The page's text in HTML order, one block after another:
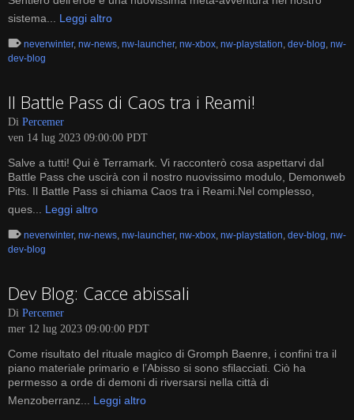
sistema... Leggi altro
neverwinter, nw-news, nw-launcher, nw-xbox, nw-playstation, dev-blog, nw-
dev-blog
Il Battle Pass di Caos tra i Reami!
Di Percemer
ven 14 lug 2023 09:00:00 PDT
Salve a tutti! Qui è Terramark. Vi racconterò cosa aspettarvi dal
Battle Pass che uscirà con il nostro nuovissimo modulo, Demonweb
Pits. Il Battle Pass si chiama Caos tra i Reami.Nel complesso,
ques... Leggi altro
neverwinter, nw-news, nw-launcher, nw-xbox, nw-playstation, dev-blog, nw-
dev-blog
Dev Blog: Cacce abissali
Di Percemer
mer 12 lug 2023 09:00:00 PDT
Come risultato del rituale magico di Gromph Baenre, i confini tra il
piano materiale primario e l’Abisso si sono sfilacciati. Ciò ha
permesso a orde di demoni di riversarsi nella città di
Menzoberranz... Leggi altro